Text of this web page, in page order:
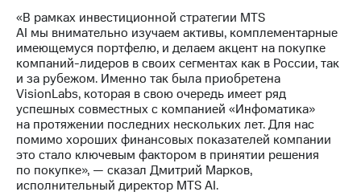
Дивиденды
Рынок
облигаций
Описание
Еврооблигации-2023
Уведомление
о
погашении
именных
облигаций
Другое
«В рамках инвестиционной стратегии MTS
AI мы внимательно изучаем активы, комплементарные
имеющемуся портфелю, и делаем акцент на покупке
компаний-лидеров в своих сегментах как в России, так
и за рубежом. Именно так была приобретена
VisionLabs, которая в свою очередь имеет ряд
успешных совместных с компанией «Инфоматика»
на протяжении последних нескольких лет. Для нас
помимо хороших финансовых показателей компании
это стало ключевым фактором в принятии решения
по покупке», — сказал Дмитрий Марков,
исполнительный директор MTS AI.